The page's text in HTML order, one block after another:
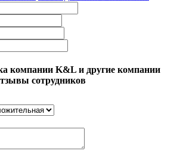
компании K&L и другие компании
сотрудников